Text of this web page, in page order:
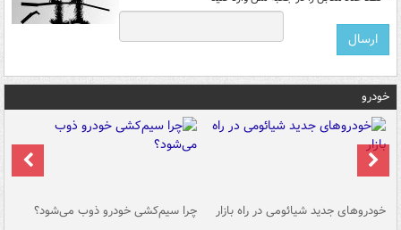
خودرو
خودروهای جدید شیائومی در راه بازار چرا سیم‌کشی خودرو ذوب می‌شود؟